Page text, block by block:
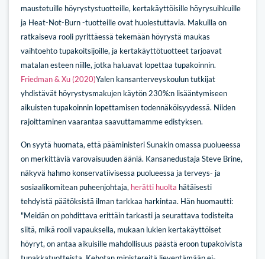
maustetuille höyrystystuotteille, kertakäyttöisille höyrysuihkuille
ja Heat-Not-Burn -tuotteille ovat huolestuttavia. Makuilla on
ratkaiseva rooli pyrittäessä tekemään höyrystä maukas
vaihtoehto tupakoitsijoille, ja kertakäyttötuotteet tarjoavat
matalan esteen niille, jotka haluavat lopettaa tupakoinnin.
Friedman & Xu (2020)Yalen kansanterveyskoulun tutkijat
yhdistävät höyrystysmakujen käytön 230%:n lisääntymiseen
aikuisten tupakoinnin lopettamisen todennäköisyydessä. Niiden
rajoittaminen vaarantaa saavuttamamme edistyksen.
On syytä huomata, että pääministeri Sunakin omassa puolueessa
on merkittäviä varovaisuuden ääniä. Kansanedustaja Steve Brine,
näkyvä hahmo konservatiivisessa puolueessa ja terveys- ja
sosiaalikomitean puheenjohtaja, herätti huolta hätäisesti
tehdyistä päätöksistä ilman tarkkaa harkintaa. Hän huomautti:
"Meidän on pohdittava erittäin tarkasti ja seurattava todisteita
siitä, mikä rooli vapauksella, mukaan lukien kertakäyttöiset
höyryt, on antaa aikuisille mahdollisuus päästä eroon tupakoivista